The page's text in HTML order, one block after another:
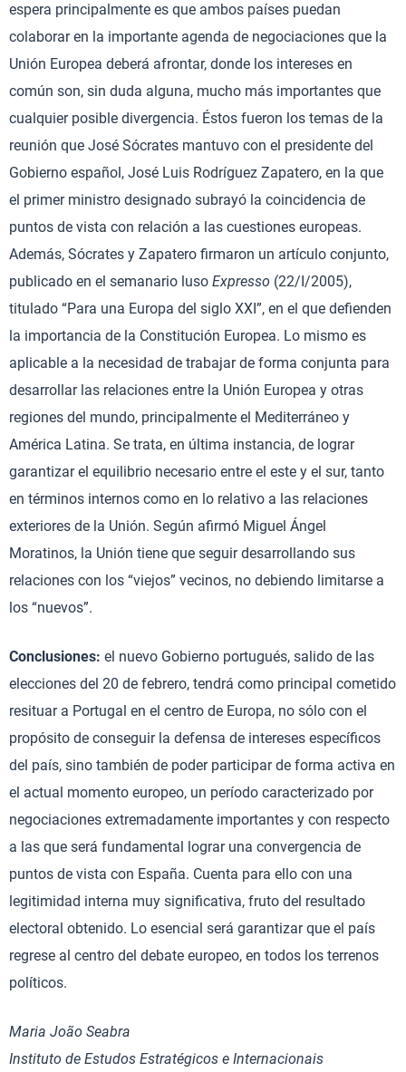
espera principalmente es que ambos países puedan
colaborar en la importante agenda de negociaciones que la
Unión Europea deberá afrontar, donde los intereses en
común son, sin duda alguna, mucho más importantes que
cualquier posible divergencia. Éstos fueron los temas de la
reunión que José Sócrates mantuvo con el presidente del
Gobierno español, José Luis Rodríguez Zapatero, en la que
el primer ministro designado subrayó la coincidencia de
puntos de vista con relación a las cuestiones europeas.
Además, Sócrates y Zapatero firmaron un artículo conjunto,
publicado en el semanario luso Expresso (22/I/2005),
titulado “Para una Europa del siglo XXI”, en el que defienden
la importancia de la Constitución Europea. Lo mismo es
aplicable a la necesidad de trabajar de forma conjunta para
desarrollar las relaciones entre la Unión Europea y otras
regiones del mundo, principalmente el Mediterráneo y
América Latina. Se trata, en última instancia, de lograr
garantizar el equilibrio necesario entre el este y el sur, tanto
en términos internos como en lo relativo a las relaciones
exteriores de la Unión. Según afirmó Miguel Ángel
Moratinos, la Unión tiene que seguir desarrollando sus
relaciones con los “viejos” vecinos, no debiendo limitarse a
los “nuevos”.
Conclusiones: el nuevo Gobierno portugués, salido de las
elecciones del 20 de febrero, tendrá como principal cometido
resituar a Portugal en el centro de Europa, no sólo con el
propósito de conseguir la defensa de intereses específicos
del país, sino también de poder participar de forma activa en
el actual momento europeo, un período caracterizado por
negociaciones extremadamente importantes y con respecto
a las que será fundamental lograr una convergencia de
puntos de vista con España. Cuenta para ello con una
legitimidad interna muy significativa, fruto del resultado
electoral obtenido. Lo esencial será garantizar que el país
regrese al centro del debate europeo, en todos los terrenos
políticos.
Maria João Seabra
Instituto de Estudos Estratégicos e Internacionais